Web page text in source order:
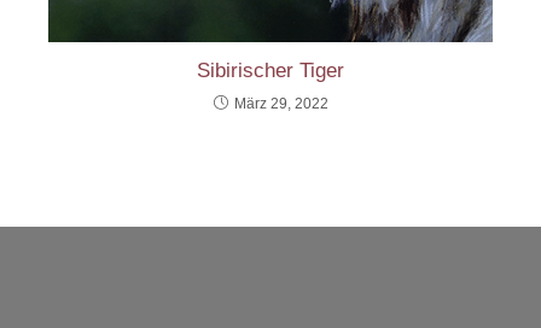
Sibirischer Tiger
März 29, 2022